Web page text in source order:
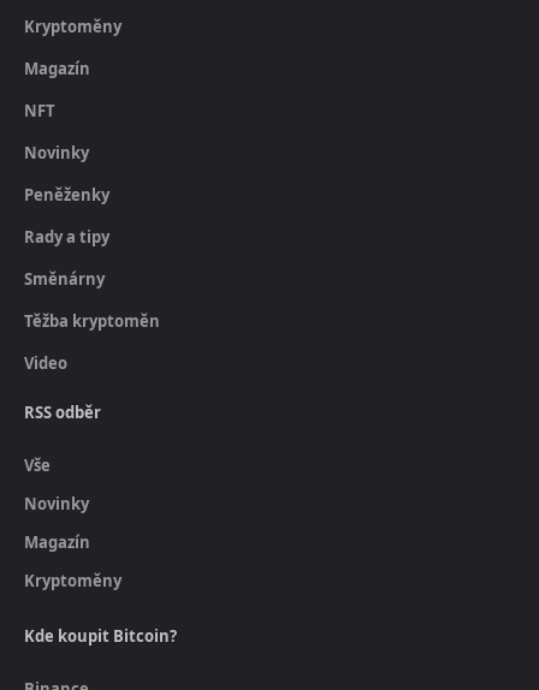
Kryptoměny
Magazín
NFT
Novinky
Peněženky
Rady a tipy
Směnárny
Těžba kryptoměn
Video
RSS odběr
Vše
Novinky
Magazín
Kryptoměny
Kde koupit Bitcoin?